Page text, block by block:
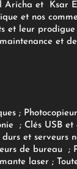
Aricha et Ksar
et nos
et leur
et
;
; Clés USB et
durs et serveurs
de bureau ;
laser;